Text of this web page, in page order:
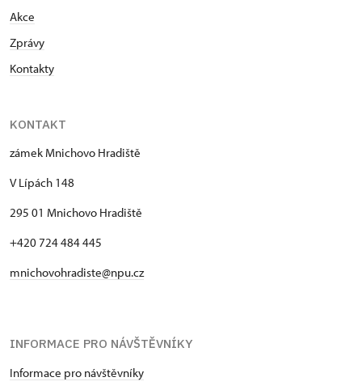
Akce
Zprávy
Kontakty
KONTAKT
zámek Mnichovo Hradiště
V Lípách 148
295 01 Mnichovo Hradiště
+420 724 484 445
mnichovohradiste@npu.cz
INFORMACE PRO NÁVŠTĚVNÍKY
Informace pro návštěvníky